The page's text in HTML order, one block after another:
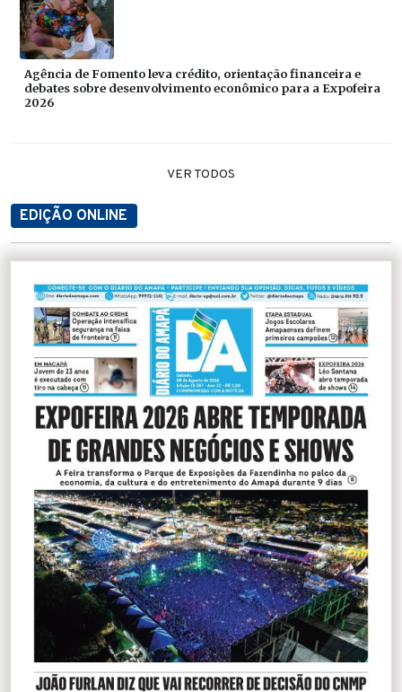
Agência de Fomento leva crédito, orientação financeira e
debates sobre desenvolvimento econômico para a Expofeira
2026
VER TODOS
EDIÇÃO ONLINE